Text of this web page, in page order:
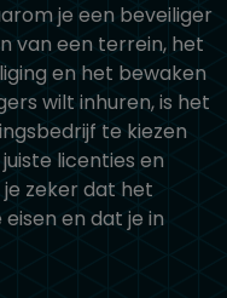
je een beveiliger
van een terrein, het
en het bewaken
wilt inhuren, is het
te kiezen
licenties en
zeker dat het
en dat je in